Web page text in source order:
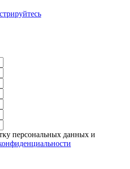
персональных данных и